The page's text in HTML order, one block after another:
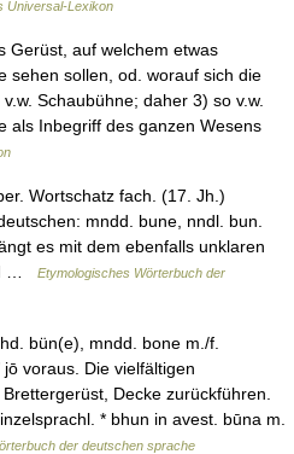
Universal-Lexikon
auf welchem etwas
sehen sollen, od. worauf sich die
Schaubühne; daher 3) so v.w.
als Inbegriff des ganzen Wesens
Wortschatz fach. (17. Jh.)
mndd. bune, nndl. bun.
es mit dem ebenfalls unklaren
…
Etymologisches Wörterbuch der
bün(e), mndd. bone m./f.
voraus. Die vielfältigen
Decke zurückführen.
* bhun in avest. būna m.
der deutschen sprache